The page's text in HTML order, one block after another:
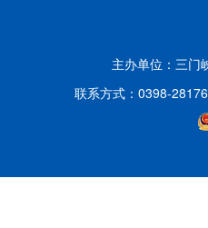
主办单位：三
联系方式：0398-